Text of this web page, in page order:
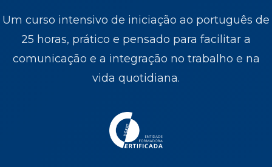
Um curso intensivo de iniciação ao português de
25 horas, prático e pensado para facilitar a
comunicação e a integração no trabalho e na
vida quotidiana.